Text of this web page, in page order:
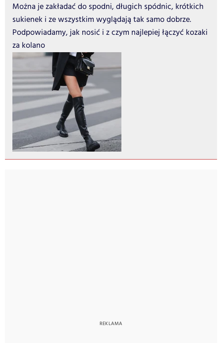
Można je zakładać do spodni, długich spódnic, krótkich
sukienek i ze wszystkim wyglądają tak samo dobrze.
Podpowiadamy, jak nosić i z czym najlepiej łączyć kozaki
za kolano